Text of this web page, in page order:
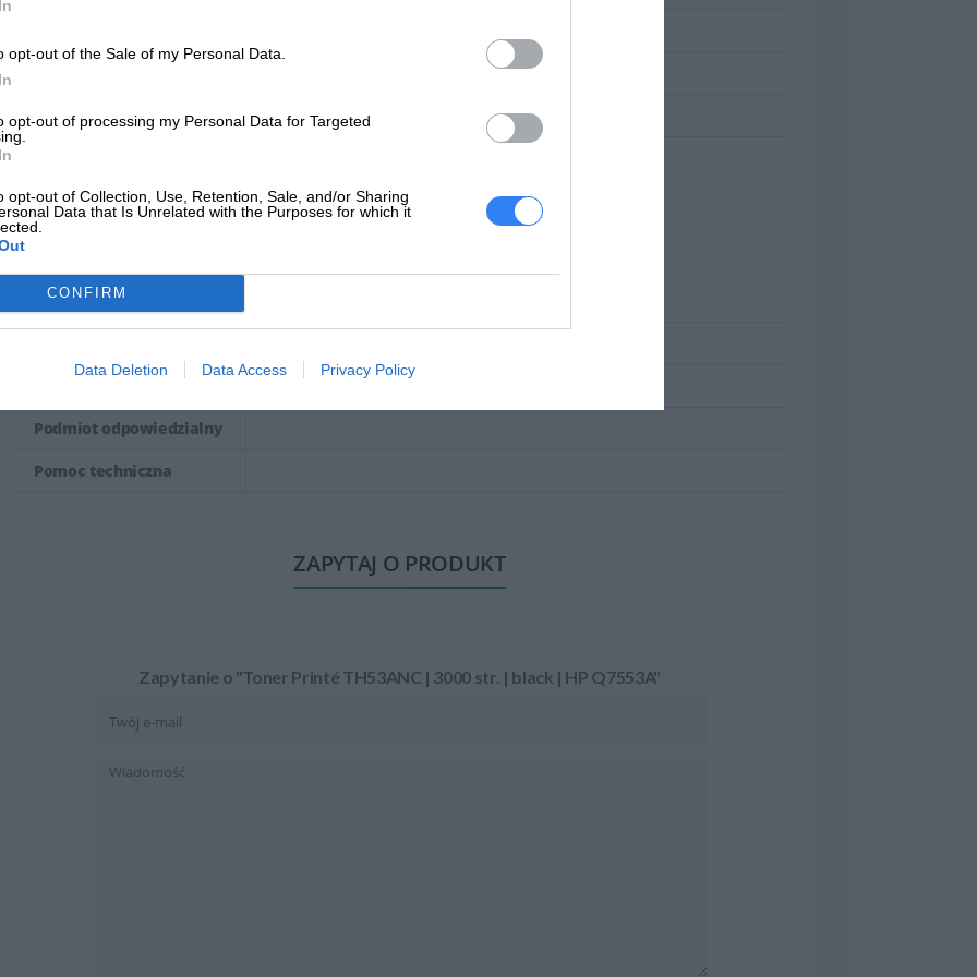
opt-out of the Sale of my Personal Data.
opt-out of processing my Personal Data for Targeted
opt-out of Collection, Use, Retention, Sale, and/or Sharing
Data that Is Unrelated with the Purposes for which it
CONFIRM
Data Deletion Data Access Privacy Policy
niezawodność.
wysoką jakość wydruków, trwałość oraz zgodność z konkretnymi modelami drukarek, co jest kluczowe dla
Klasa produktu Druk laserowy
INFORMACJE HANDLOWE
Podmiot odpowiedzialny
Pomoc techniczna
ZAPYTAJ O PRODUKT
Zapytanie o "Toner Printé TH53ANC | 3000 str. | black | HP Q7553A"